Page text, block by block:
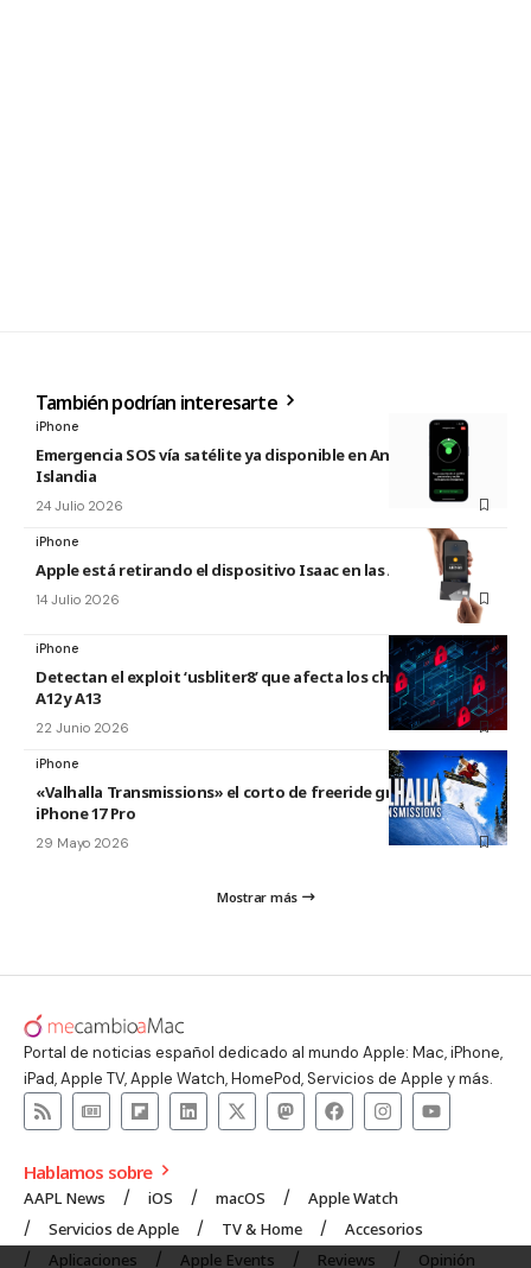
También podrían interesarte
iPhone
Emergencia SOS vía satélite ya disponible en Andorra e
Islandia
24 Julio 2026
iPhone
Apple está retirando el dispositivo Isaac en las Apple Store
14 Julio 2026
iPhone
Detectan el exploit ‘usbliter8’ que afecta los chips de Apple
A12 y A13
22 Junio 2026
iPhone
«Valhalla Transmissions» el corto de freeride grabado con el
iPhone 17 Pro
29 Mayo 2026
Mostrar más
Portal de noticias español dedicado al mundo Apple: Mac, iPhone,
iPad, Apple TV, Apple Watch, HomePod, Servicios de Apple y más.
Hablamos sobre
AAPL News iOS macOS
Apple Watch
Servicios de Apple
TV & Home
Accesorios
Aplicaciones
Apple Events Reviews Opinión